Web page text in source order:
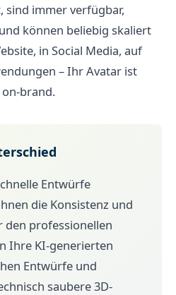
sind immer verfügbar,
können beliebig skaliert
in Social Media, auf
– Ihr Avatar ist
brand.
Entwürfe
die Konsistenz und
den professionellen
Ihre KI-generierten
Entwürfe und
saubere 3D-